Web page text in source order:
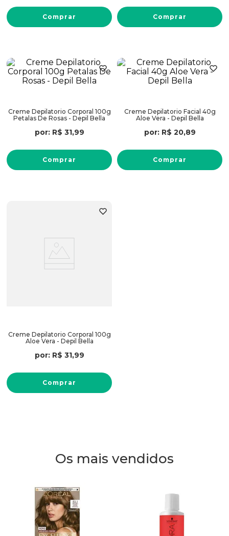
Comprar Comprar
Creme Depilatorio Corporal 100g
Petalas De Rosas - Depil Bella
por: R$ 31,99
Comprar
Creme Depilatorio Facial 40g
Aloe Vera - Depil Bella
por: R$ 20,89
Comprar
Creme Depilatorio Corporal 100g
Aloe Vera - Depil Bella
por: R$ 31,99
Comprar
Os mais vendidos